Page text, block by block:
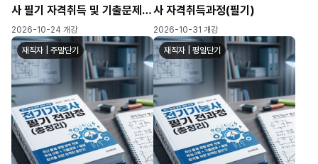
사 필기 자격취득 및 기출문제
풀이반
2026-10-24 개강
사 자격취득과정(필기)
2026-10-31 개강
재직자 | 주말단기 재직자 | 평일단기